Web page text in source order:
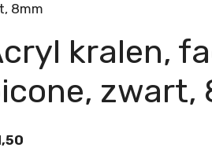
8mm
kralen,
zwart,